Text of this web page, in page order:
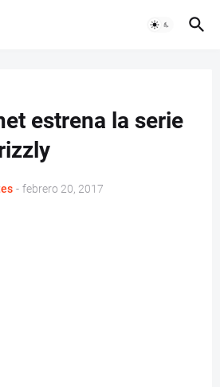
estrena la serie
- febrero 20, 2017